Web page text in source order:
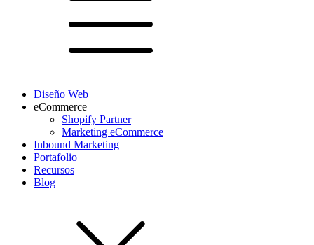
Diseño Web
eCommerce
Shopify Partner
Marketing eCommerce
Inbound Marketing
Portafolio
Recursos
Blog